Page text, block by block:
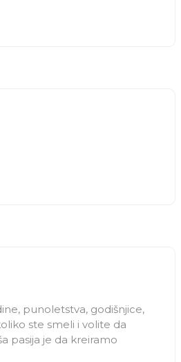
punoletstva, godišnjice,
ste smeli i volite da
pasija je da kreiramo
žurka iznenađenja,